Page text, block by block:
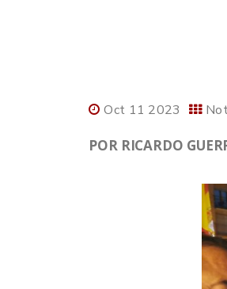
Oct 11 2023
POR RICARDO